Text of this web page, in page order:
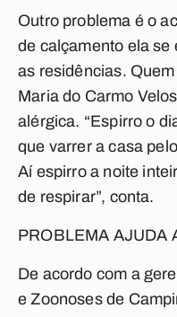
Outro problema é o
de calçamento ela se
as residências.
Maria do Carmo
alérgica. “Espirro o
que varrer a casa
Aí espirro a noite
de respirar”, conta.
PROBLEMA AJUDA
De acordo com a
e Zoonoses de